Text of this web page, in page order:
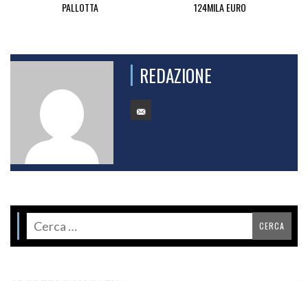
PALLOTTA
124MILA EURO
REDAZIONE